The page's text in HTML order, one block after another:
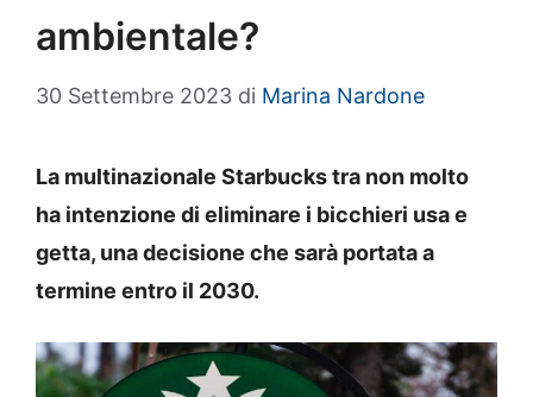
ambientale?
30 Settembre 2023 di Marina Nardone
La multinazionale Starbucks tra non molto
ha intenzione di eliminare i bicchieri usa e
getta, una decisione che sarà portata a
termine entro il 2030.